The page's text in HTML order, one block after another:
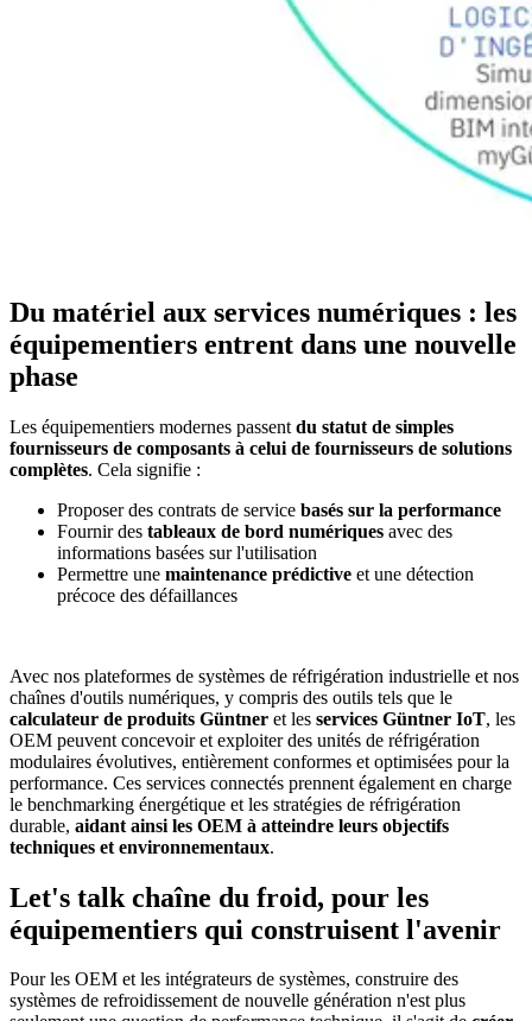
Du matériel aux services numériques : les
équipementiers entrent dans une nouvelle
phase
Les équipementiers modernes passent du statut de simples
fournisseurs de composants à celui de fournisseurs de solutions
complètes. Cela signifie :
Proposer des contrats de service basés sur la performance
Fournir des tableaux de bord numériques avec des
informations basées sur l'utilisation
Permettre une maintenance prédictive et une détection
précoce des défaillances
Avec nos plateformes de systèmes de réfrigération industrielle et nos
chaînes d'outils numériques, y compris des outils tels que le
calculateur de produits Güntner et les services Güntner IoT, les
OEM peuvent concevoir et exploiter des unités de réfrigération
modulaires évolutives, entièrement conformes et optimisées pour la
performance. Ces services connectés prennent également en charge
le benchmarking énergétique et les stratégies de réfrigération
durable, aidant ainsi les OEM à atteindre leurs objectifs
techniques et environnementaux.
Let's talk chaîne du froid, pour les
équipementiers qui construisent l'avenir
Pour les OEM et les intégrateurs de systèmes, construire des
systèmes de refroidissement de nouvelle génération n'est plus